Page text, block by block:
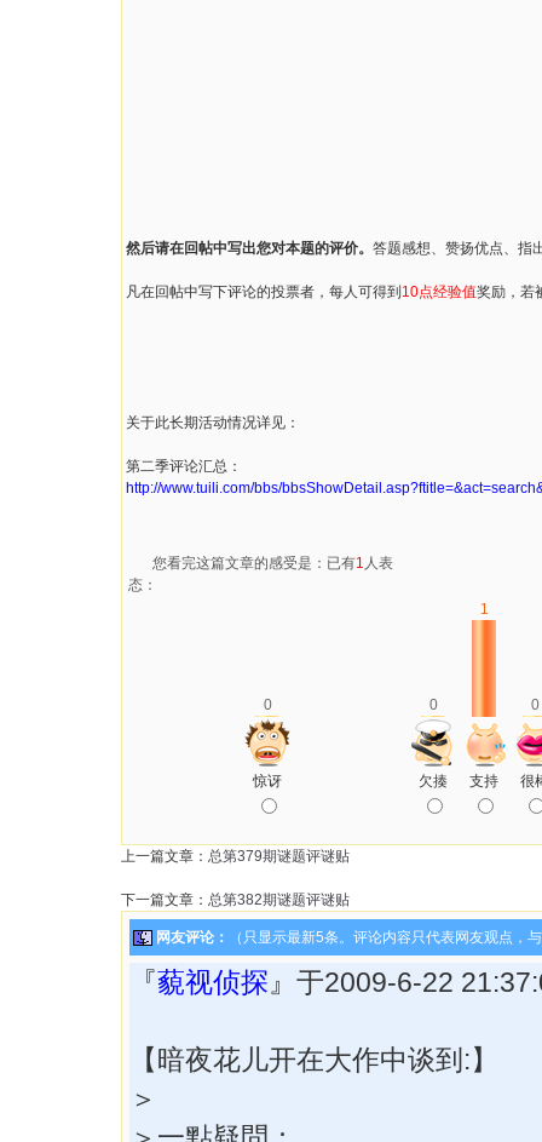
然后请在回帖中写出您对本题的评价。 答题感想、赞扬优点、指
凡在回帖中写下评论的投票者，每人可得到 10点经验值奖励，若
关于此长期活动情况详见：
第二季评论汇总：
http://www.tuili.com/bbs/
您看完这篇文章的感受是：已有1 人表
态：
0 0
1
0
惊讶 欠揍 支持 很
上一篇文章： 总第379期谜题评谜贴
下一篇文章： 总第382期谜题评谜贴
网友评论： （只显示最新5条。评论内容只代表网友观点，
『藐视侦探 』于2009-6-22
【暗夜花儿开在大作中谈到:】
＞